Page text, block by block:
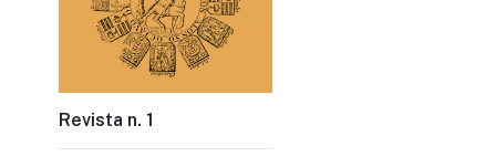
Revista n. 1